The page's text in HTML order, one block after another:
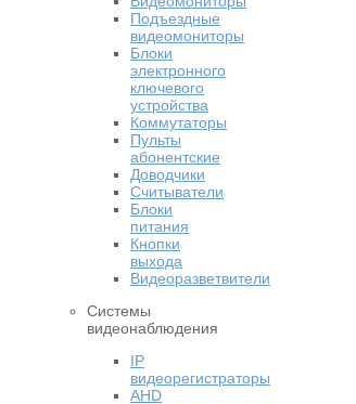
Подъездные
видеомониторы
Блоки
электронного
ключевого
устройства
Коммутаторы
Пульты
абонентские
Доводчики
Считыватели
Блоки
питания
Кнопки
выхода
Видеоразветвители
Системы
видеонаблюдения
IP
видеорегистраторы
AHD